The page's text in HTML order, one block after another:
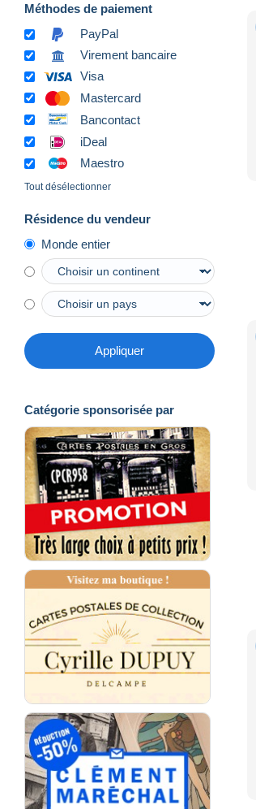
Méthodes de paiement
PayPal
Virement bancaire
Visa
Mastercard
Bancontact
iDeal
Maestro
Tout désélectionner
Résidence du vendeur
Monde entier
Appliquer
Catégorie sponsorisée par